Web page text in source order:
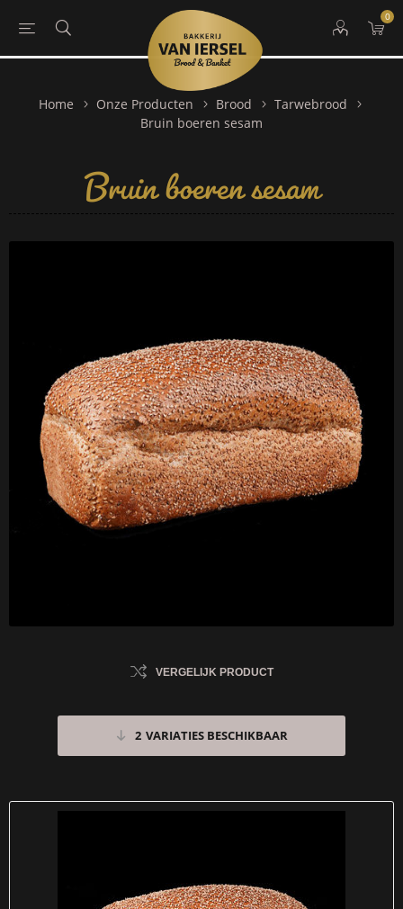
0
Home Onze Producten Brood
Tarwebrood
Bruin boeren sesam
Bruin boeren sesam
VERGELIJK PRODUCT
2 VARIATIES BESCHIKBAAR